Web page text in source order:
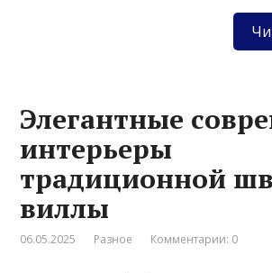
Элегантные
интерьеры
традиционной
виллы
06.05.2025 Разное Комментарии: 0